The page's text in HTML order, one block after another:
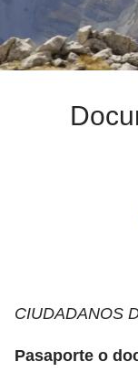
CIUDADANOS
Pasaporte o